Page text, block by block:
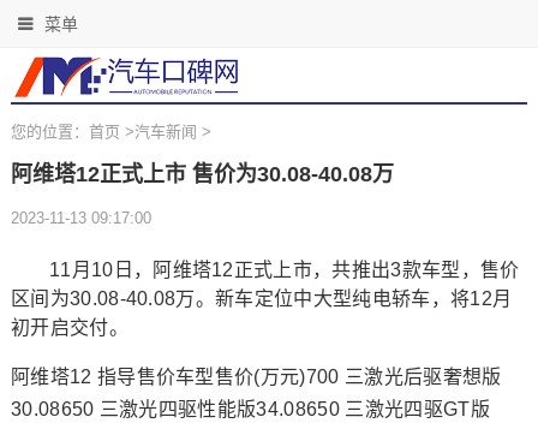
菜单
您的位置： 首页 >汽车新闻 >
阿维塔12正式上市 售价为30.08-40.08万
2023-11-13 09:17:00
11月10日，阿维塔12正式上市，共推出3款车型，售价
区间为30.08-40.08万。新车定位中大型纯电轿车，将12月
初开启交付。
阿维塔12 指导售价车型售价(万元)700 三激光后驱奢想版
30.08650 三激光四驱性能版34.08650 三激光四驱GT版